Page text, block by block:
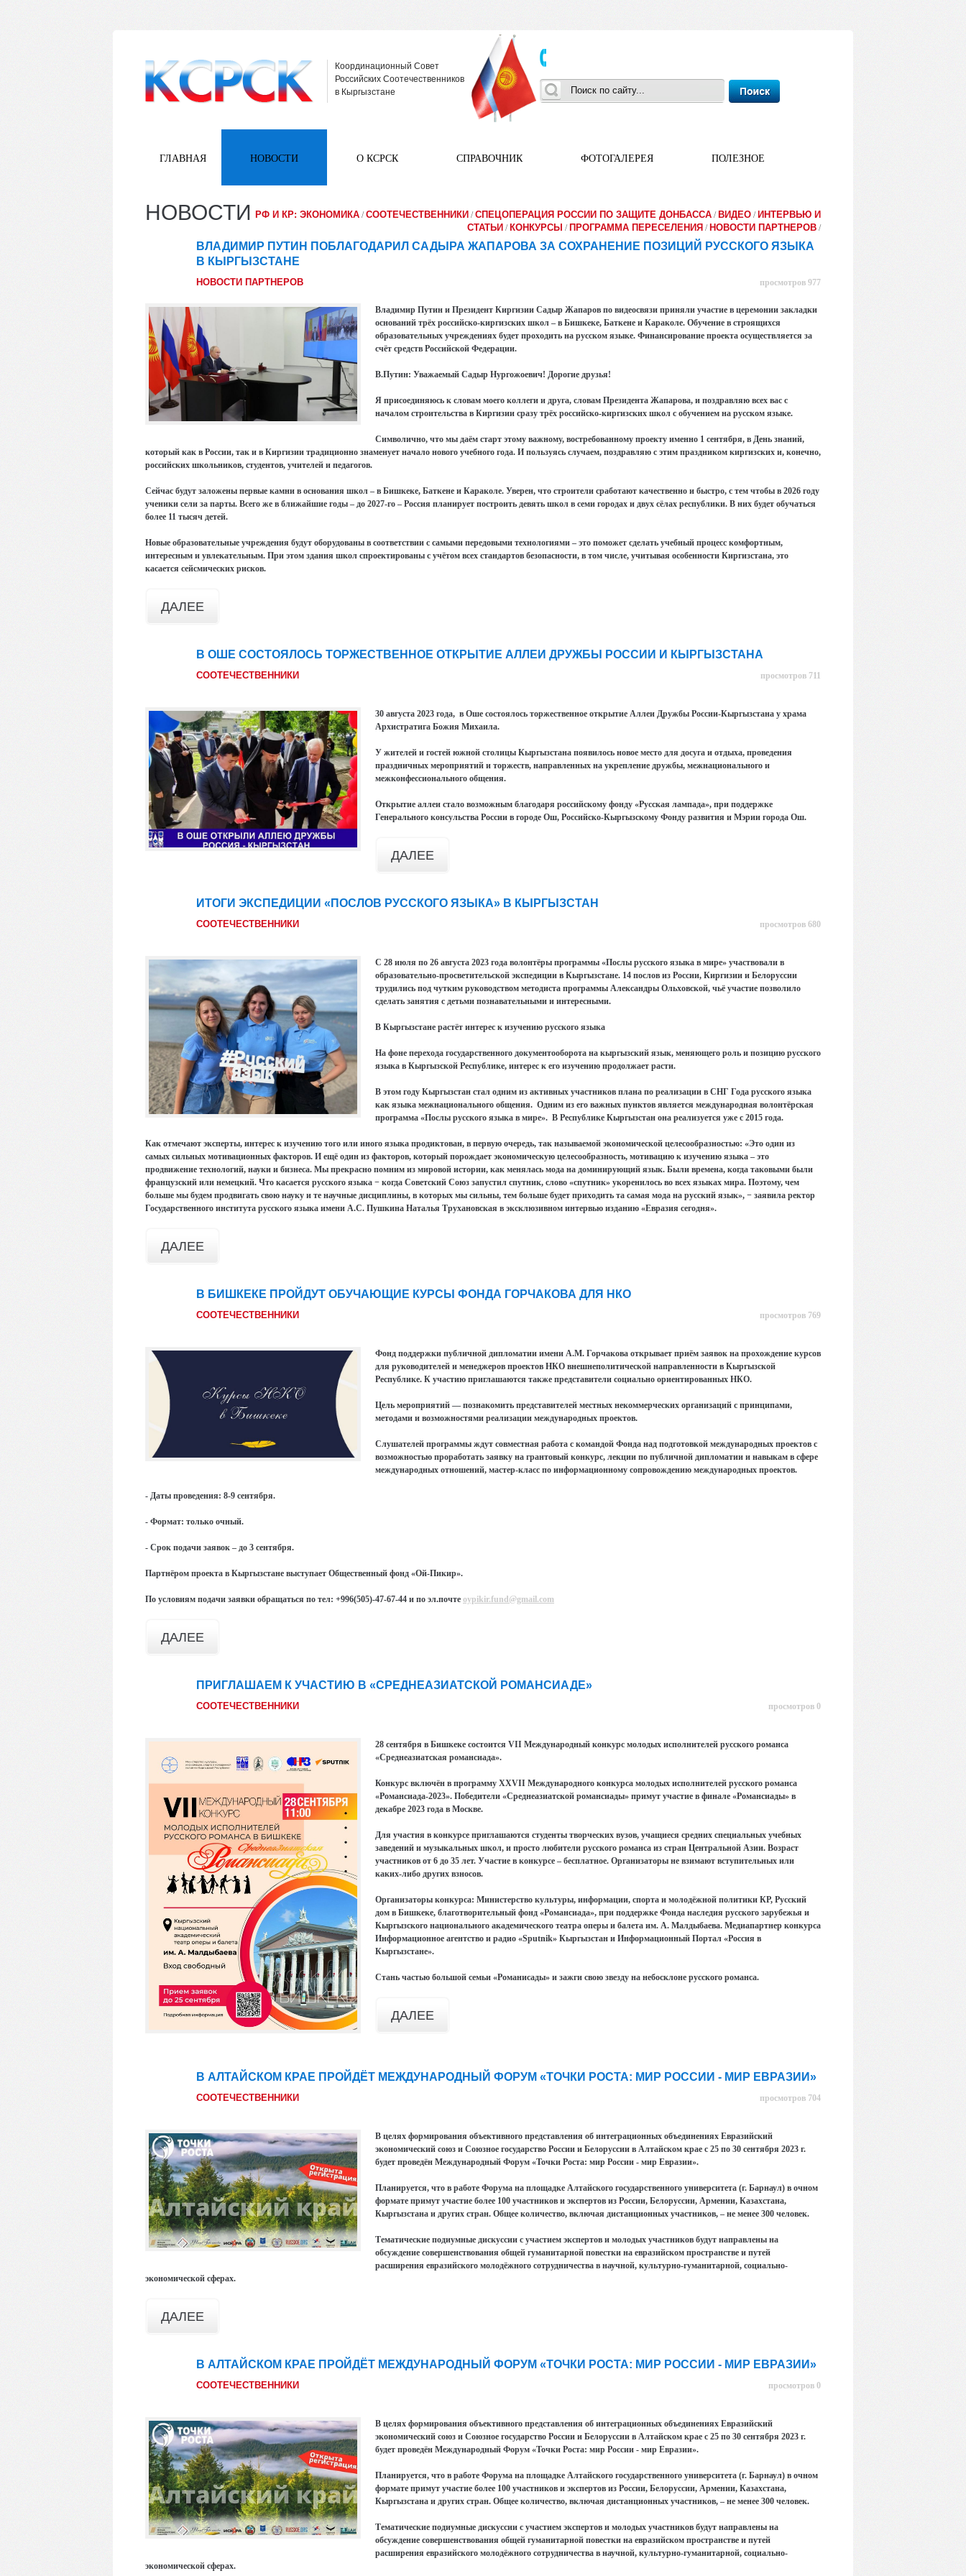
Координационный Совет
Российских Соотечественников
в Кыргызстане
ГЛАВНАЯ НОВОСТИ О КСРСК СПРАВОЧНИК ФОТОГАЛЕРЕЯ ПОЛЕЗНОЕ
НОВОСТИ РФ И КР: ЭКОНОМИКА /СООТЕЧЕСТВЕННИКИ /СПЕЦОПЕРАЦИЯ РОССИИ ПО ЗАЩИТЕ ДОНБАССА / ВИДЕО / ИНТЕРВЬЮ И
СТАТЬИ / КОНКУРСЫ / ПРОГРАММА ПЕРЕСЕЛЕНИЯ / НОВОСТИ ПАРТНЕРОВ /
ВЛАДИМИР ПУТИН ПОБЛАГОДАРИЛ САДЫРА ЖАПАРОВА ЗА СОХРАНЕНИЕ ПОЗИЦИЙ РУССКОГО ЯЗЫКА
В КЫРГЫЗСТАНЕ
НОВОСТИ ПАРТНЕРОВ просмотров 977
Владимир Путин и Президент Киргизии Садыр Жапаров по видеосвязи приняли участие в церемонии закладки
оснований трёх российско-киргизских школ – в Бишкеке, Баткене и Караколе. Обучение в строящихся
образовательных учреждениях будет проходить на русском языке. Финансирование проекта осуществляется за
счёт средств Российской Федерации.
В.Путин: Уважаемый Садыр Нургожоевич! Дорогие друзья!
Я присоединяюсь к словам моего коллеги и друга, словам Президента Жапарова, и поздравляю всех вас с
началом строительства в Киргизии сразу трёх российско-киргизских школ с обучением на русском языке.
Символично, что мы даём старт этому важному, востребованному проекту именно 1 сентября, в День знаний,
который как в России, так и в Киргизии традиционно знаменует начало нового учебного года. И пользуясь случаем, поздравляю с этим праздником киргизских и, конечно,
российских школьников, студентов, учителей и педагогов.
Сейчас будут заложены первые камни в основания школ – в Бишкеке, Баткене и Караколе. Уверен, что строители сработают качественно и быстро, с тем чтобы в 2026 году
ученики сели за парты. Всего же в ближайшие годы – до 2027-го – Россия планирует построить девять школ в семи городах и двух сёлах республики. В них будет обучаться
более 11 тысяч детей.
Новые образовательные учреждения будут оборудованы в соответствии с самыми передовыми технологиями – это поможет сделать учебный процесс комфортным,
интересным и увлекательным. При этом здания школ спроектированы с учётом всех стандартов безопасности, в том числе, учитывая особенности Киргизстана, это
касается сейсмических рисков.
ДАЛЕЕ
В ОШЕ СОСТОЯЛОСЬ ТОРЖЕСТВЕННОЕ ОТКРЫТИЕ АЛЛЕИ ДРУЖБЫ РОССИИ И КЫРГЫЗСТАНА
СООТЕЧЕСТВЕННИКИ просмотров 711
30 августа 2023 года, в Оше состоялось торжественное открытие Аллеи Дружбы России-Кыргызстана у храма
Архистратига Божия Михаила.
У жителей и гостей южной столицы Кыргызстана появилось новое место для досуга и отдыха, проведения
праздничных мероприятий и торжеств, направленных на укрепление дружбы, межнационального и
межконфессионального общения.
Открытие аллеи стало возможным благодаря российскому фонду «Русская лампада», при поддержке
Генерального консульства России в городе Ош, Российско-Кыргызскому Фонду развития и Мэрии города Ош.
ДАЛЕЕ
ИТОГИ ЭКСПЕДИЦИИ «ПОСЛОВ РУССКОГО ЯЗЫКА» В КЫРГЫЗСТАН
СООТЕЧЕСТВЕННИКИ просмотров 680
С 28 июля по 26 августа 2023 года волонтёры программы «Послы русского языка в мире» участвовали в
образовательно-просветительской экспедиции в Кыргызстане. 14 послов из России, Киргизии и Белоруссии
трудились под чутким руководством методиста программы Александры Ольховской, чьё участие позволило
сделать занятия с детьми познавательными и интересными.
В Кыргызстане растёт интерес к изучению русского языка
На фоне перехода государственного документооборота на кыргызский язык, меняющего роль и позицию русского
языка в Кыргызской Республике, интерес к его изучению продолжает расти.
В этом году Кыргызстан стал одним из активных участников плана по реализации в СНГ Года русского языка
как языка межнационального общения. Одним из его важных пунктов является международная волонтёрская
программа «Послы русского языка в мире». В Республике Кыргызстан она реализуется уже с 2015 года.
Как отмечают эксперты, интерес к изучению того или иного языка продиктован, в первую очередь, так называемой экономической целесообразностью: «Это один из
самых сильных мотивационных факторов. И ещё один из факторов, который порождает экономическую целесообразность, мотивацию к изучению языка – это
продвижение технологий, науки и бизнеса. Мы прекрасно помним из мировой истории, как менялась мода на доминирующий язык. Были времена, когда таковыми были
французский или немецкий. Что касается русского языка − когда Советский Союз запустил спутник, слово «спутник» укоренилось во всех языках мира. Поэтому, чем
больше мы будем продвигать свою науку и те научные дисциплины, в которых мы сильны, тем больше будет приходить та самая мода на русский язык», − заявила ректор
Государственного института русского языка имени А.С. Пушкина Наталья Трухановская в эксклюзивном интервью изданию «Евразия сегодня».
ДАЛЕЕ
В БИШКЕКЕ ПРОЙДУТ ОБУЧАЮЩИЕ КУРСЫ ФОНДА ГОРЧАКОВА ДЛЯ НКО
СООТЕЧЕСТВЕННИКИ просмотров 769
Фонд поддержки публичной дипломатии имени А.М. Горчакова открывает приём заявок на прохождение курсов
для руководителей и менеджеров проектов НКО внешнеполитической направленности в Кыргызской
Республике. К участию приглашаются также представители социально ориентированных НКО.
Цель мероприятий — познакомить представителей местных некоммерческих организаций с принципами,
методами и возможностями реализации международных проектов.
Слушателей программы ждут совместная работа с командой Фонда над подготовкой международных проектов с
возможностью проработать заявку на грантовый конкурс, лекции по публичной дипломатии и навыкам в сфере
международных отношений, мастер-класс по информационному сопровождению международных проектов.
- Даты проведения: 8-9 сентября.
- Формат: только очный.
- Срок подачи заявок – до 3 сентября.
Партнёром проекта в Кыргызстане выступает Общественный фонд «Ой-Пикир».
По условиям подачи заявки обращаться по тел: +996(505)-47-67-44 и по эл.почте oypikir.fund@gmail.com
ДАЛЕЕ
ПРИГЛАШАЕМ К УЧАСТИЮ В «СРЕДНЕАЗИАТСКОЙ РОМАНСИАДЕ»
СООТЕЧЕСТВЕННИКИ просмотров 0
28 сентября в Бишкеке состоится VII Международный конкурс молодых исполнителей русского романса
«Среднеазиатская романсиада».
Конкурс включён в программу XXVII Международного конкурса молодых исполнителей русского романса
«Романсиада-2023». Победители «Среднеазиатской романсиады» примут участие в финале «Романсиады» в
декабре 2023 года в Москве.
Для участия в конкурсе приглашаются студенты творческих вузов, учащиеся средних специальных учебных
заведений и музыкальных школ, и просто любители русского романса из стран Центральной Азии. Возраст
участников от 6 до 35 лет. Участие в конкурсе – бесплатное. Организаторы не взимают вступительных или
каких-либо других взносов.
Организаторы конкурса: Министерство культуры, информации, спорта и молодёжной политики КР, Русский
дом в Бишкеке, благотворительный фонд «Романсиада», при поддержке Фонда наследия русского зарубежья и
Кыргызского национального академического театра оперы и балета им. А. Малдыбаева. Медиапартнер конкурса
Информационное агентство и радио «Sputnik» Кыргызстан и Информационный Портал «Россия в
Кыргызстане».
Стань частью большой семьи «Романисады» и зажги свою звезду на небосклоне русского романса.
ДАЛЕЕ
В АЛТАЙСКОМ КРАЕ ПРОЙДЁТ МЕЖДУНАРОДНЫЙ ФОРУМ «ТОЧКИ РОСТА: МИР РОССИИ - МИР ЕВРАЗИИ»
СООТЕЧЕСТВЕННИКИ просмотров 704
В целях формирования объективного представления об интеграционных объединениях Евразийский
экономический союз и Союзное государство России и Белоруссии в Алтайском крае с 25 по 30 сентября 2023 г.
будет проведён Международный Форум «Точки Роста: мир России - мир Евразии».
Планируется, что в работе Форума на площадке Алтайского государственного университета (г. Барнаул) в очном
формате примут участие более 100 участников и экспертов из России, Белоруссии, Армении, Казахстана,
Кыргызстана и других стран. Общее количество, включая дистанционных участников, – не менее 300 человек.
Тематические подиумные дискуссии с участием экспертов и молодых участников будут направлены на
обсуждение совершенствования общей гуманитарной повестки на евразийском пространстве и путей
расширения евразийского молодёжного сотрудничества в научной, культурно-гуманитарной, социально-
экономической сферах.
ДАЛЕЕ
В АЛТАЙСКОМ КРАЕ ПРОЙДЁТ МЕЖДУНАРОДНЫЙ ФОРУМ «ТОЧКИ РОСТА: МИР РОССИИ - МИР ЕВРАЗИИ»
СООТЕЧЕСТВЕННИКИ просмотров 0
В целях формирования объективного представления об интеграционных объединениях Евразийский
экономический союз и Союзное государство России и Белоруссии в Алтайском крае с 25 по 30 сентября 2023 г.
будет проведён Международный Форум «Точки Роста: мир России - мир Евразии».
Планируется, что в работе Форума на площадке Алтайского государственного университета (г. Барнаул) в очном
формате примут участие более 100 участников и экспертов из России, Белоруссии, Армении, Казахстана,
Кыргызстана и других стран. Общее количество, включая дистанционных участников, – не менее 300 человек.
Тематические подиумные дискуссии с участием экспертов и молодых участников будут направлены на
обсуждение совершенствования общей гуманитарной повестки на евразийском пространстве и путей
расширения евразийского молодёжного сотрудничества в научной, культурно-гуманитарной, социально-
экономической сферах.